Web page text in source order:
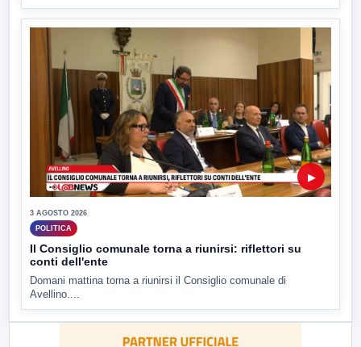
▶
3 AGOSTO 2026
POLITICA
Il Consiglio comunale torna a riunirsi: riflettori su
conti dell'ente
Domani mattina torna a riunirsi il Consiglio comunale di
Avellino....